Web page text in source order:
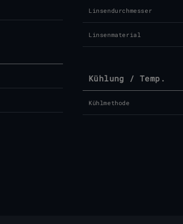
Linsendurchmesser
Linsenmaterial
Kühlung / Temp.
Kühlmethode